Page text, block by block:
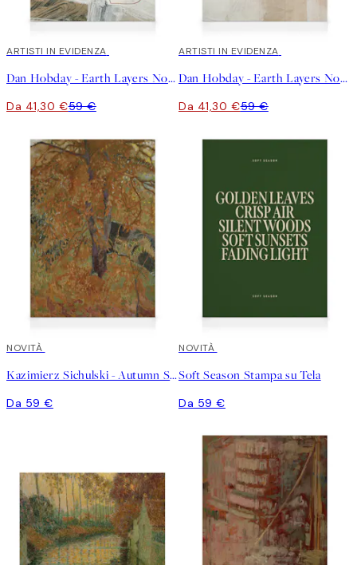
30%*
ARTISTI IN EVIDENZA
Dan Hobday - Earth Layers No2 Stampa su Tela
Da 41,30 €59 €
30%*
ARTISTI IN EVIDENZA
Dan Hobday - Earth Layers No3 Stampa su Tela
Da 41,30 €59 €
NOVITÀ
Kazimierz Sichulski - Autumn Stampa su Tela
Da 59 €
NOVITÀ
Soft Season Stampa su Tela
Da 59 €